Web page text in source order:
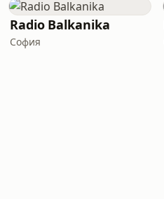
Radio Balkanika
София